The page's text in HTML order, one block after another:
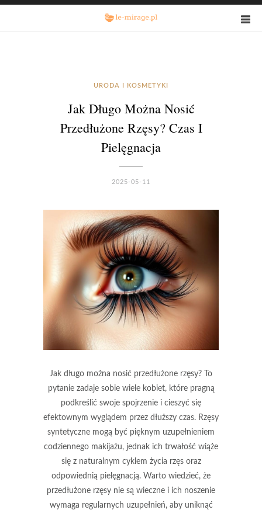
URODA I KOSMETYKI
Jak Długo Można Nosić
Przedłużone Rzęsy? Czas I
Pielęgnacja
2025-05-11
Jak długo można nosić przedłużone rzęsy? To
pytanie zadaje sobie wiele kobiet, które pragną
podkreślić swoje spojrzenie i cieszyć się
efektownym wyglądem przez dłuższy czas. Rzęsy
syntetyczne mogą być pięknym uzupełnieniem
codziennego makijażu, jednak ich trwałość wiąże
się z naturalnym cyklem życia rzęs oraz
odpowiednią pielęgnacją. Warto wiedzieć, że
przedłużone rzęsy nie są wieczne i ich noszenie
wymaga regularnych uzupełnień, aby uniknąć